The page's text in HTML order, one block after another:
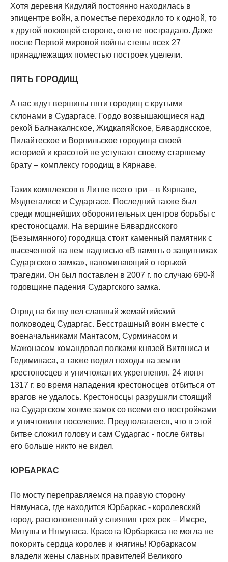
Хотя деревня Кидуляй постоянно находилась в
эпицентре войн, а поместье переходило то к одной, то
к другой воюющей стороне, оно не пострадало. Даже
после Первой мировой войны стены всех 27
принадлежащих поместью построек уцелели.
ПЯТЬ ГОРОДИЩ
А нас ждут вершины пяти городищ с крутыми
склонами в Сударгасе. Гордо возвышающиеся над
рекой Балнакалнское, Жидкапяйское, Бявардисское,
Пилайтеское и Ворпильское городища своей
историей и красотой не уступают своему старшему
брату – комплексу городищ в Кярнаве.
Таких комплексов в Литве всего три – в Кярнаве,
Мядвегалисе и Сударгасе. Последний также был
среди мощнейших оборонительных центров борьбы с
крестоносцами. На вершине Бявардисского
(Безымянного) городища стоит каменный памятник с
высеченной на нем надписью «В память о защитниках
Сударгского замка», напоминающий о горькой
трагедии. Он был поставлен в 2007 г. по случаю 690-й
годовщине падения Сударгского замка.
Отряд на битву вел славный жемайтийский
полководец Сударгас. Бесстрашный воин вместе с
военачальниками Мантасом, Сурминасом и
Мажонасом командовал полками князей Витяниса и
Гедиминаса, а также водил походы на земли
крестоносцев и уничтожал их укрепления. 24 июня
1317 г. во время нападения крестоносцев отбиться от
врагов не удалось. Крестоносцы разрушили стоящий
на Сударгском холме замок со всеми его постройками
и уничтожили поселение. Предполагается, что в этой
битве сложил голову и сам Сударгас - после битвы
его больше никто не видел.
ЮРБАРКАС
По мосту переправляемся на правую сторону
Нямунаса, где находится Юрбаркас - королевский
город, расположенный у слияния трех рек – Имсре,
Митувы и Нямунаса. Красота Юрбаркаса не могла не
покорить сердца королев и княгинь! Юрбаркасом
владели жены славных правителей Великого